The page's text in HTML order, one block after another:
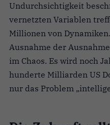
Undurchsichtigkeit
vernetzten Variablen
Millionen von
Ausnahme der
im Chaos. Es wird noch
hunderte Milliarden US
nur das Problem